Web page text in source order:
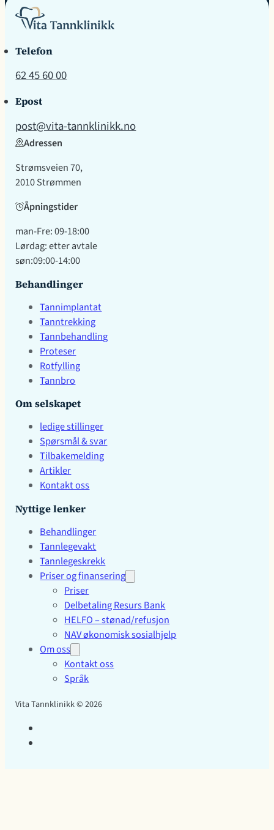
Telefon
62 45 60 00
Epost
post@vita-tannklinikk.no
Adressen
Strømsveien 70,
2010 Strømmen
Åpningstider
man-Fre: 09-18:00
Lørdag: etter avtale
søn:09:00-14:00
Behandlinger
Tannimplantat
Tanntrekking
Tannbehandling
Proteser
Rotfylling
Tannbro
Om selskapet
ledige stillinger
Spørsmål & svar
Tilbakemelding
Artikler
Kontakt oss
Nyttige lenker
Behandlinger
Tannlegevakt
Tannlegeskrekk
Priser og finansering
Priser
Delbetaling Resurs Bank
HELFO – stønad/refusjon
NAV økonomisk sosialhjelp
Om oss
Kontakt oss
Språk
Vita Tannklinikk © 2026